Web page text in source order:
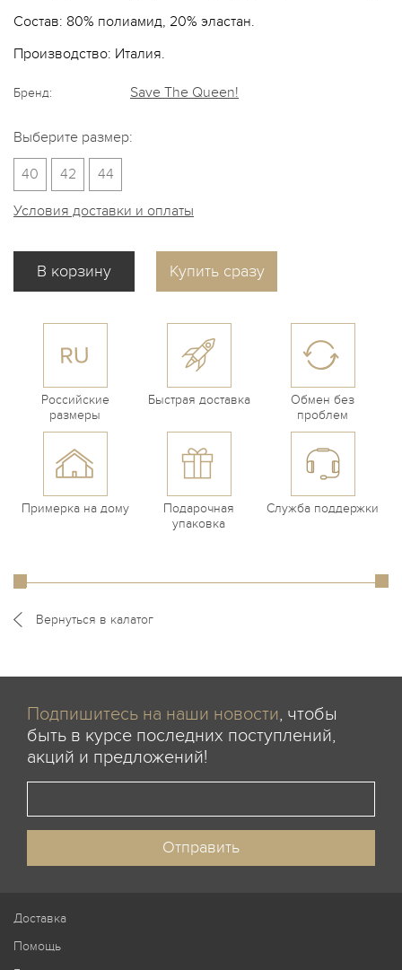
Состав: 80% полиамид, 20% эластан.
Производство: Италия.
Бренд: Save The Queen!
Выберите размер:
40
42 44
Условия доставки и оплаты
Купить сразу
Российские
размеры
Быстрая доставка
Обмен без
проблем
Примерка на дому
Подарочная
упаковка
Служба поддержки
Вернуться в калатог
Подпишитесь на наши новости, чтобы
быть в курсе последних поступлений,
акций и предложений!
Доставка
Помощь